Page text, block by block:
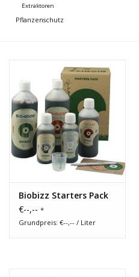
Extraktoren
Pflanzenschutz
Biobizz Starters Pack
€--,-- *
Grundpreis: €--,-- / Liter